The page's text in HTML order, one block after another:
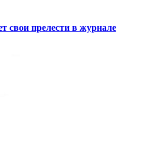
свои прелести в журнале